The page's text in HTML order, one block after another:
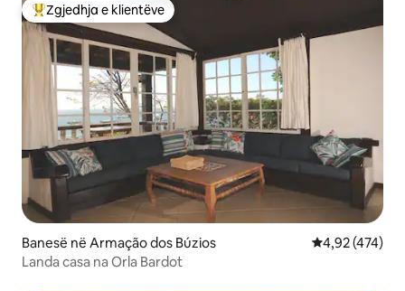
Më të mirat e zgjedhjeve të klientëve
Zgjedhja e klientëve
Banesë në Armação dos Búzios Vlerësimi
4,92 (474)
Landa casa na Orla Bardot